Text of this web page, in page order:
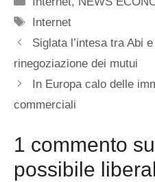
Tag
Internet
Siglata l’intesa tra Abi
rinegoziazione dei mutui
In Europa calo delle
commerciali
1 commento
possibile